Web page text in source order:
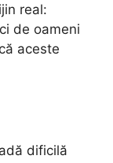
real:
de oameni
aceste
dificilă